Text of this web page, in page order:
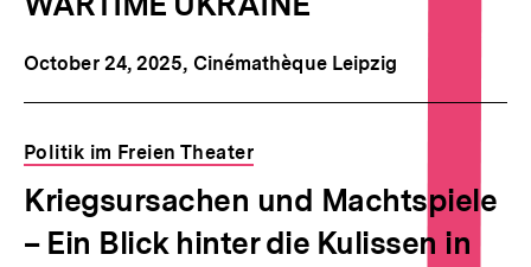
October 24, 2025, Cinémathèque Leipzig
Politik im Freien Theater
Kriegsursachen und Machtspiele
– Ein Blick hinter die Kulissen in